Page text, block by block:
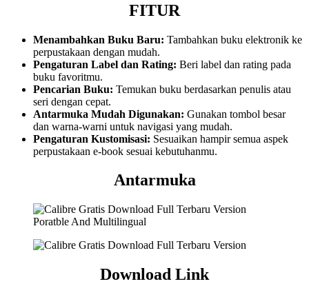
FITUR
Menambahkan Buku Baru: Tambahkan buku elektronik ke
perpustakaan dengan mudah.
Pengaturan Label dan Rating: Beri label dan rating pada
buku favoritmu.
Pencarian Buku: Temukan buku berdasarkan penulis atau
seri dengan cepat.
Antarmuka Mudah Digunakan: Gunakan tombol besar
dan warna-warni untuk navigasi yang mudah.
Pengaturan Kustomisasi: Sesuaikan hampir semua aspek
perpustakaan e-book sesuai kebutuhanmu.
Antarmuka
Download Link